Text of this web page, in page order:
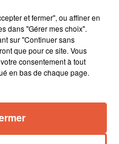
percuté lors d'une
août 2026 : le CHU de Nîmes
et fermer", ou affiner en
dans "Gérer mes choix".
sur "Continuer sans
que pour ce site. Vous
consentement à tout
en bas de chaque page.